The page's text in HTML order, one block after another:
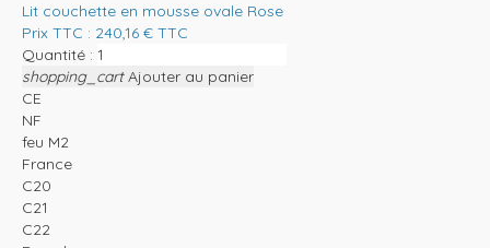
Lit couchette en mousse ovale Rose
Prix TTC : 240,16 € TTC
Quantité :
shopping_cart Ajouter au panier
CE
NF
feu M2
France
C20
C21
C22